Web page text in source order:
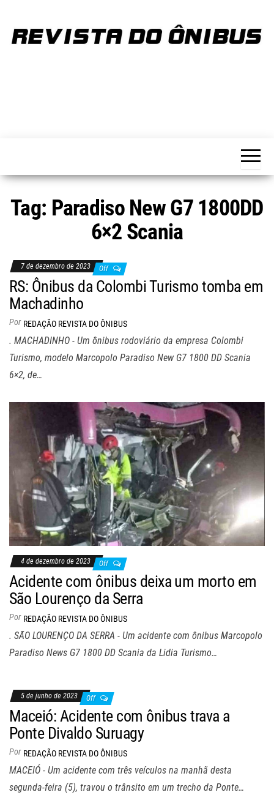
the
Tag: Paradiso New G7 1800DD
6×2 Scania
7 de dezembro de 2023 Off
RS: Ônibus da Colombi Turismo tomba em
Machadinho
Por REDAÇÃO REVISTA DO ÔNIBUS
. MACHADINHO - Um ônibus rodoviário da empresa Colombi
Turismo, modelo Marcopolo Paradiso New G7 1800 DD Scania
6×2, de…
4 de dezembro de 2023 Off
Acidente com ônibus deixa um morto em
São Lourenço da Serra
Por REDAÇÃO REVISTA DO ÔNIBUS
. SÃO LOURENÇO DA SERRA - Um acidente com ônibus Marcopolo
Paradiso News G7 1800 DD Scania da Lidia Turismo…
5 de junho de 2023 Off
Maceió: Acidente com ônibus trava a
Ponte Divaldo Suruagy
Por REDAÇÃO REVISTA DO ÔNIBUS
MACEIÓ - Um acidente com três veículos na manhã desta
segunda-feira (5), travou o trânsito em um trecho da Ponte…